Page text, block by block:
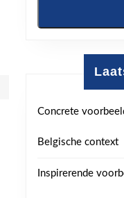
Concrete
Belgische context
Inspirerende